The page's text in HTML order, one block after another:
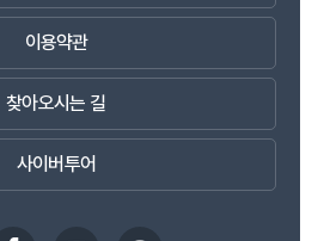
이용약관
찾아오시는 길
사이버투어